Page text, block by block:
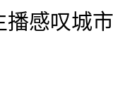
感叹城